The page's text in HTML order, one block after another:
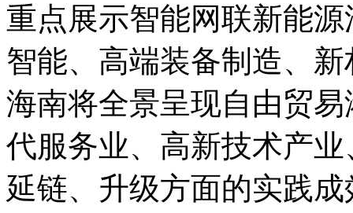
重点展示智能网联新能
智能、高端装备制造、
海南将全景呈现自由贸
代服务业、高新技术产
延链、升级方面的实践成